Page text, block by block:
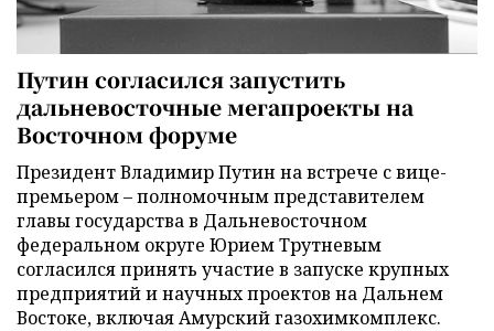
Путин согласился запустить
дальневосточные мегапроекты на
Восточном форуме
Президент Владимир Путин на встрече с вице-
премьером – полномочным представителем
главы государства в Дальневосточном
федеральном округе Юрием Трутневым
согласился принять участие в запуске крупных
предприятий и научных проектов на Дальнем
Востоке, включая Амурский газохимкомплекс.